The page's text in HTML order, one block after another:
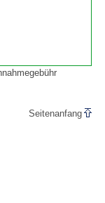
Seitenanfang